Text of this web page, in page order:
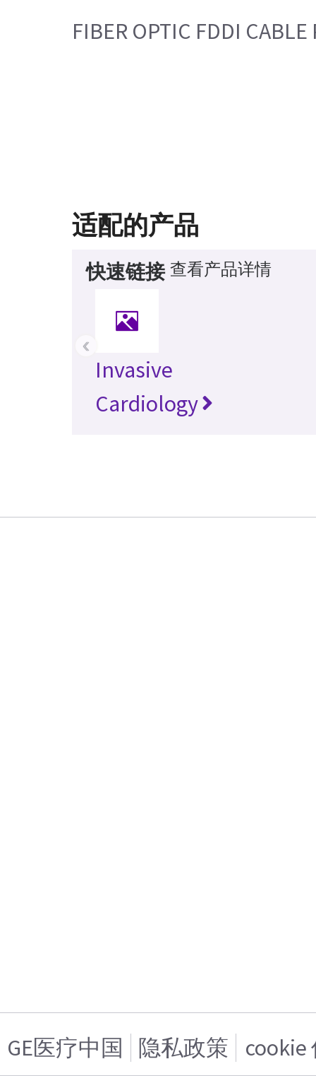
FIBER OPTIC FDDI
适配的产品
快速链接 查看产品详情
Invasive
Cardiology
‹
GE医疗中国 隐私政策 cookie